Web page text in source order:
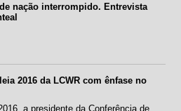
nação interrompido. Entrevista
2016 da LCWR com ênfase no
a presidente da Conferência de